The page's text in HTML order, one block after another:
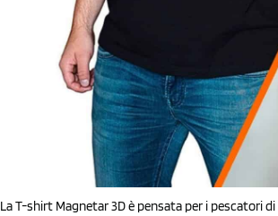
La T-shirt Magnetar 3D è pensata per i pescatori